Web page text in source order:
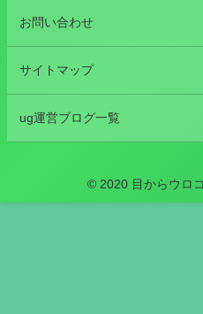
お問い合わせ
サイトマップ
ug運営ブログ一覧
© 2020 目からウロ